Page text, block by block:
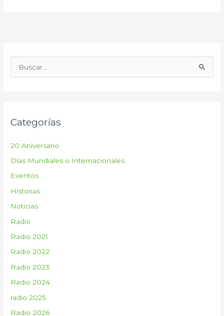
a
p
o
r
:
Categorías
20 Aniversario
Días Mundiales o Internacionales
Eventos
Historias
Noticias
Radio
Radio 2021
Radio 2022
Radio 2023
Radio 2024
radio 2025
Radio 2026